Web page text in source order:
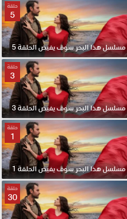
حلقة
5
مسلسل هذا البحر سوف يفيض الحلقة 5
حلقة
3
مسلسل هذا البحر سوف يفيض الحلقة 3
حلقة
1
مسلسل هذا البحر سوف يفيض الحلقة 1
حلقة
30